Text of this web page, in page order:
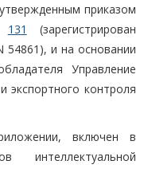
приказом
131
(зарегистрирован
54861), и на основании
Управление
экспортного контроля
включен в
интеллектуальной